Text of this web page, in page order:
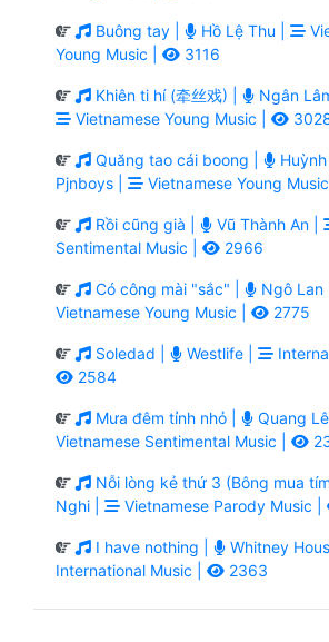
Buông tay | Hồ Lệ Thu |
Young Music |
3116
Khiên ti hí (牵丝戏) |
Ngân
Vietnamese Young Music |
Quăng tao cái boong |
Pjnboys |
Vietnamese Young Music
Rồi cũng già | Vũ Thành An |
Sentimental Music |
2966
Có công mài "sắc" |
Ngô Lan
Vietnamese Young Music |
2775
Soledad | Westlife |
2584
Mưa đêm tỉnh nhỏ |
Quang Lê
Vietnamese Sentimental Music |
Nỗi lòng kẻ thứ 3 (Bông mua
Nghi |
Vietnamese Parody Music |
I have nothing |
Whitney
International Music |
2363